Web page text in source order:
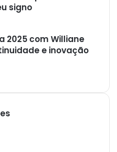
signo
2025 com Williane
e inovação